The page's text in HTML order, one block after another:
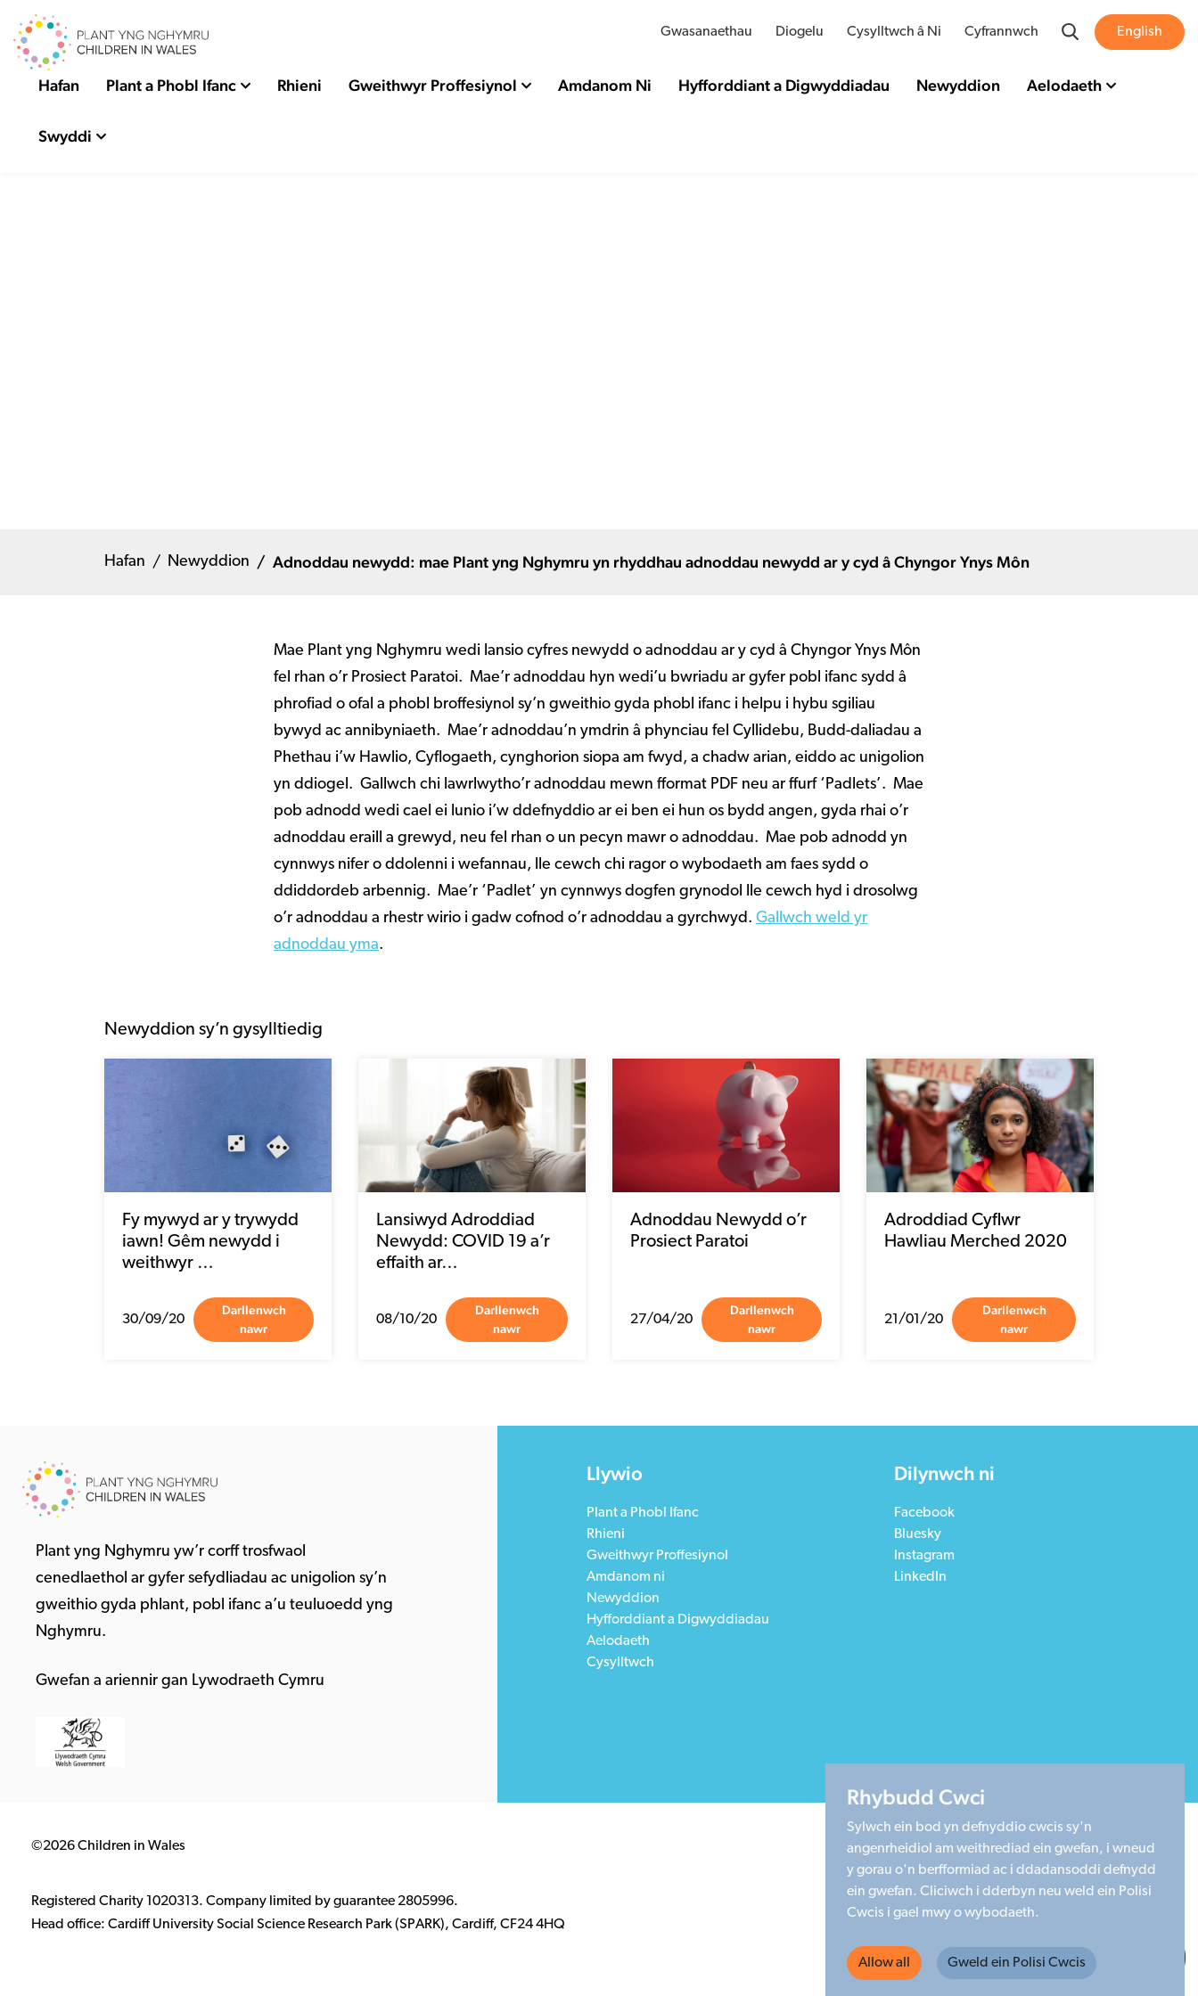
Gwasanaethau Diogelu Cysylltwch â Ni Cyfrannwch SearchEnglish
Hafan Plant a Phobl Ifanc Rhieni Gweithwyr Proffesiynol Amdanom Ni Hyfforddiant a Digwyddiadau Newyddion Aelodaeth
Swyddi
Hafan Newyddion Adnoddau newydd: mae Plant yng Nghymru yn rhyddhau adnoddau newydd ar y cyd â Chyngor Ynys Môn
Mae Plant yng Nghymru wedi lansio cyfres newydd o adnoddau ar y cyd â Chyngor Ynys Môn
fel rhan o’r Prosiect Paratoi. Mae’r adnoddau hyn wedi’u bwriadu ar gyfer pobl ifanc sydd â
phrofiad o ofal a phobl broffesiynol sy’n gweithio gyda phobl ifanc i helpu i hybu sgiliau
bywyd ac annibyniaeth. Mae’r adnoddau’n ymdrin â phynciau fel Cyllidebu, Budd-daliadau a
Phethau i’w Hawlio, Cyflogaeth, cynghorion siopa am fwyd, a chadw arian, eiddo ac unigolion
yn ddiogel. Gallwch chi lawrlwytho’r adnoddau mewn fformat PDF neu ar ffurf ‘Padlets’. Mae
pob adnodd wedi cael ei lunio i’w ddefnyddio ar ei ben ei hun os bydd angen, gyda rhai o’r
adnoddau eraill a grewyd, neu fel rhan o un pecyn mawr o adnoddau. Mae pob adnodd yn
cynnwys nifer o ddolenni i wefannau, lle cewch chi ragor o wybodaeth am faes sydd o
ddiddordeb arbennig. Mae’r ‘Padlet’ yn cynnwys dogfen grynodol lle cewch hyd i drosolwg
o’r adnoddau a rhestr wirio i gadw cofnod o’r adnoddau a gyrchwyd. Gallwch weld yr
adnoddau yma.
Newyddion sy’n gysylltiedig
Fy mywyd ar y trywydd
iawn! Gêm newydd i
weithwyr …
30/09/20
Darllenwch
nawr
Lansiwyd Adroddiad
Newydd: COVID 19 a’r
effaith ar…
08/10/20
Darllenwch
nawr
Adnoddau Newydd o’r
Prosiect Paratoi
27/04/20
Darllenwch
nawr
Adroddiad Cyflwr
Hawliau Merched 2020
21/01/20
Darllenwch
nawr
Plant yng Nghymru yw’r corff trosfwaol
cenedlaethol ar gyfer sefydliadau ac unigolion sy’n
gweithio gyda phlant, pobl ifanc a’u teuluoedd yng
Nghymru.
Gwefan a ariennir gan Lywodraeth Cymru
Llywio
Plant a Phobl Ifanc
Rhieni
Gweithwyr Proffesiynol
Amdanom ni
Newyddion
Hyfforddiant a Digwyddiadau
Aelodaeth
Cysylltwch
Dilynwch ni
Facebook
Bluesky
Instagram
LinkedIn
©2026 Children in Wales
Registered Charity 1020313. Company limited by guarantee 2805996.
Head office: Cardiff University Social Science Research Park (SPARK), Cardiff, CF24 4HQ
Rhybudd Cwci
Sylwch ein bod yn defnyddio cwcis sy'n
angenrheidiol am weithrediad ein gwefan, i wneud
y gorau o'n berfformiad ac i ddadansoddi defnydd
ein gwefan. Cliciwch i dderbyn neu weld ein Polisi
Cwcis i gael mwy o wybodaeth.
Allow all Gweld ein Polisi Cwcis